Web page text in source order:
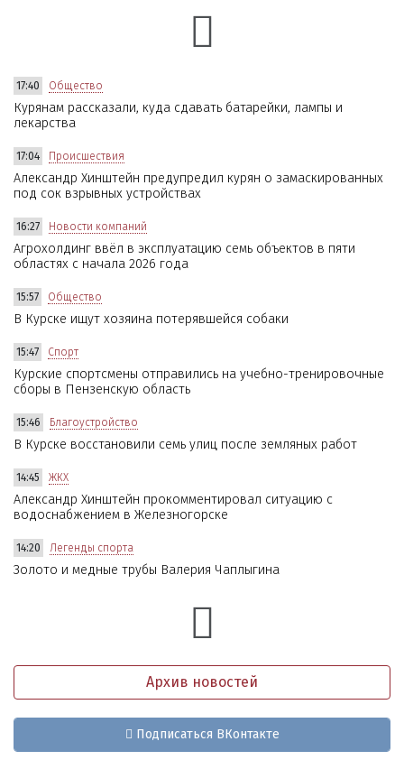
17:40 Общество
Курянам рассказали, куда сдавать батарейки, лампы и
лекарства
17:04 Происшествия
Александр Хинштейн предупредил курян о замаскированных
под сок взрывных устройствах
16:27 Новости компаний
Агрохолдинг ввёл в эксплуатацию семь объектов в пяти
областях с начала 2026 года
15:57 Общество
В Курске ищут хозяина потерявшейся собаки
15:47 Спорт
Курские спортсмены отправились на учебно-тренировочные
сборы в Пензенскую область
15:46 Благоустройство
В Курске восстановили семь улиц после земляных работ
14:45 ЖКХ
Александр Хинштейн прокомментировал ситуацию с
водоснабжением в Железногорске
14:20 Легенды спорта
Золото и медные трубы Валерия Чаплыгина
Архив новостей
Подписаться ВКонтакте